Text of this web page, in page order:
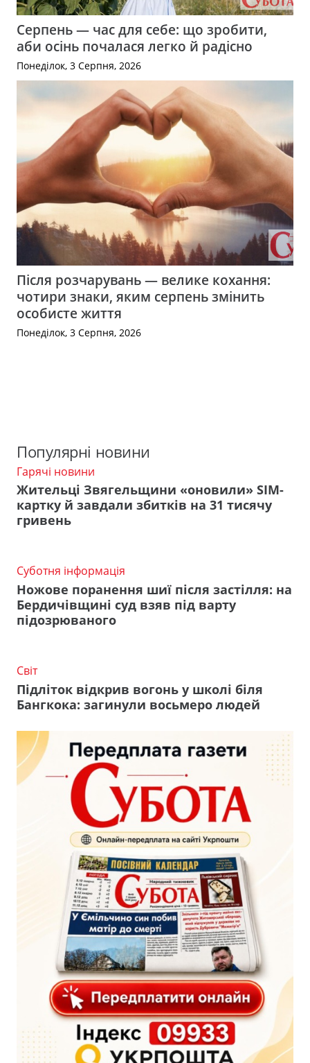
Серпень — час для себе: що зробити,
аби осінь почалася легко й радісно
Понеділок, 3 Серпня, 2026
Після розчарувань — велике кохання:
чотири знаки, яким серпень змінить
особисте життя
Понеділок, 3 Серпня, 2026
Популярні новини
Гарячі новини
Жительці Звягельщини «оновили» SIM-
картку й завдали збитків на 31 тисячу
гривень
Суботня інформація
Ножове поранення шиї після застілля: на
Бердичівщині суд взяв під варту
підозрюваного
Світ
Підліток відкрив вогонь у школі біля
Бангкока: загинули восьмеро людей